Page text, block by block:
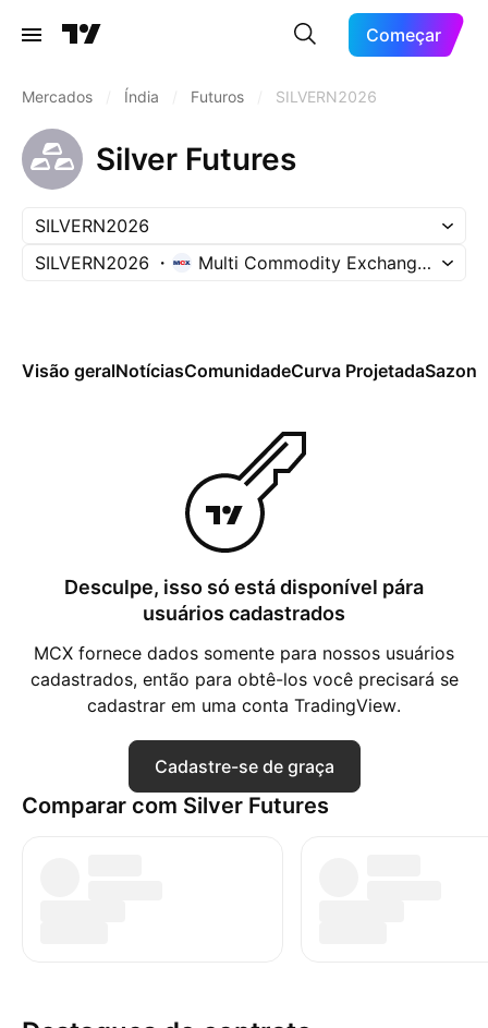
Começar
Mercados Índia Futuros SILVERN2026
Silver Futures
SILVERN2026
SILVERN2026
Multi Commodity Exchange of
Visão geralNotíciasComunidadeCurva Projetada
Desculpe, isso só está disponível pára
usuários cadastrados
MCX fornece dados somente para nossos usuários
cadastrados, então para obtê-los você precisará se
cadastrar em uma conta TradingView.
Cadastre-se de graça
Comparar com Silver Futures